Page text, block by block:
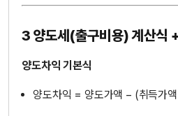
3 양도세(출구비용) 계산식
양도차익 기본식
양도차익 = 양도가액 − (취득가